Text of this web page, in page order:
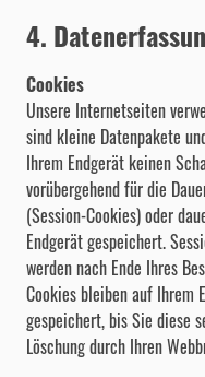
4.
Cookies
Unsere Internetseiten
sind kleine Datenpakete
Ihrem Endgerät keinen
vorübergehend für die
(Session-Cookies) oder
Endgerät gespeichert.
werden nach Ende Ihres
Cookies bleiben auf Ihrem
gespeichert, bis Sie diese
Löschung durch Ihren